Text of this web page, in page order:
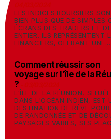
LES INDICES BOURSIERS
BIEN PLUS QUE DE SIMPLES
ÉCRANS DES TRADERS ET
ENTIER. ILS REPRÉSENTENT
FINANCIERS, OFFRANT UNE...
Comment réussir son
voyage sur l'île de la
?
L'ÎLE DE LA RÉUNION, SITUÉE
DANS L'OCÉAN INDIEN, EST
DESTINATION DE RÊVE
DE RANDONNÉE ET DE
PAYSAGES VARIÉS, SES